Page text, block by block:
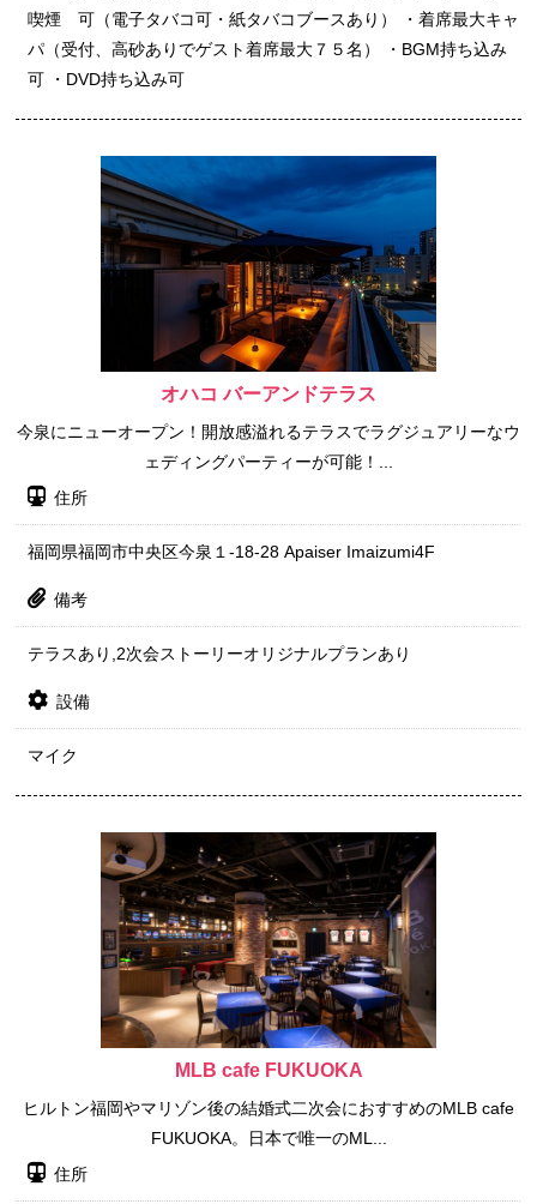
喫煙 可（電子タバコ可・紙タバコブースあり） ・着席最大キャ
パ（受付、高砂ありでゲスト着席最大７５名） ・BGM持ち込み
可 ・DVD持ち込み可
オハコ バーアンドテラス
今泉にニューオープン！開放感溢れるテラスでラグジュアリーなウ
ェディングパーティーが可能！...
住所
福岡県福岡市中央区今泉１-18-28 Apaiser Imaizumi4F
備考
テラスあり,2次会ストーリーオリジナルプランあり
設備
マイク
MLB cafe FUKUOKA
ヒルトン福岡やマリゾン後の結婚式二次会におすすめのMLB cafe
FUKUOKA。日本で唯一のML...
住所